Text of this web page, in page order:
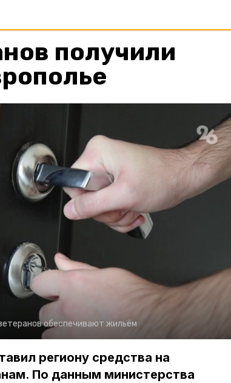
получили
обеспечивают жильём
региону средства на
По данным министерства